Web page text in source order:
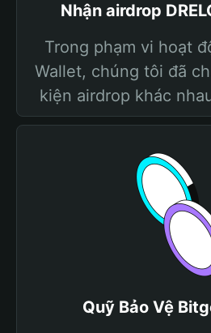
Nhận airdrop
Trong phạm vi hoạt
Wallet, chúng tôi đã
kiện airdrop khác
Quỹ Bảo Vệ